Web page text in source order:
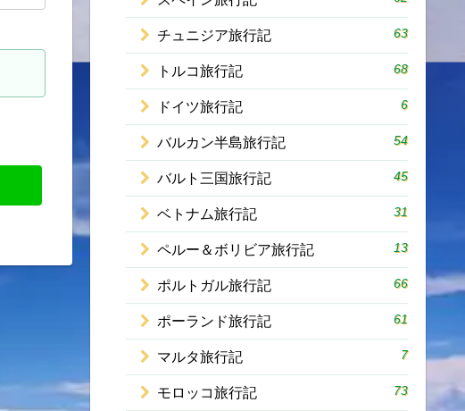
チュニジア旅行記 63
トルコ旅行記 68
ドイツ旅行記 6
バルカン半島旅行記 54
バルト三国旅行記 45
ベトナム旅行記 31
ペルー＆ボリビア旅行記 13
ポルトガル旅行記 66
ポーランド旅行記 61
マルタ旅行記 7
モロッコ旅行記 73